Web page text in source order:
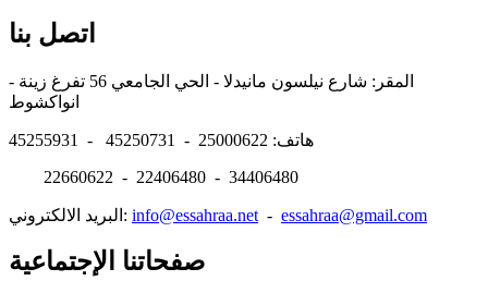
اتصل بنا
المقر: شارع نيلسون مانيدلا - الحي الجامعي 56 تفرغ زينة -
هاتف: 25000622 - 45250731 - 45255931
22660622 - 22406480 - 34406480
البريد الالكتروني: info@essahraa.net - essahraa@gmail.com
صفحاتنا الإجتماعية